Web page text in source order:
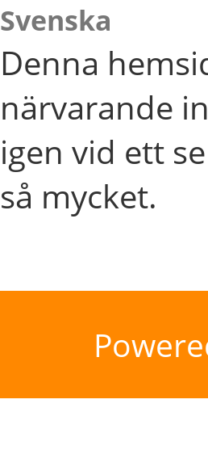
Svenska
Denna
närvarande
igen vid ett
så mycket.